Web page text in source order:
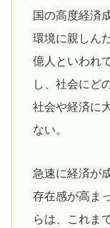
国の高度経済
環境に親しん
億人といわれ
し、社会にど
社会や経済に
ない。
急速に経済が
存在感が高ま
らは、これま